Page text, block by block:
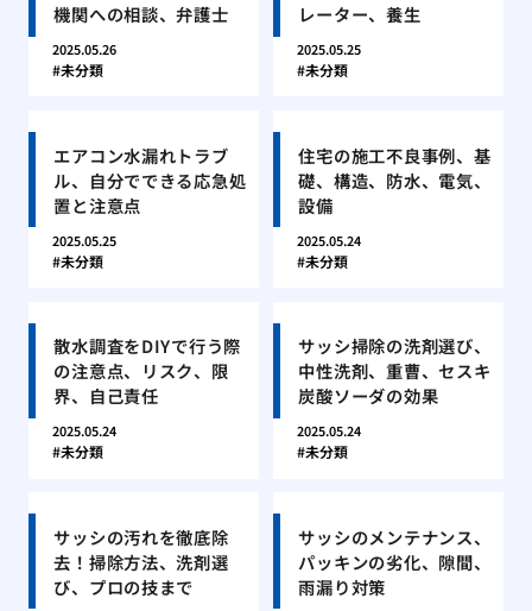
機関への相談、弁護士
2025.05.26
未分類
レーター、養生
2025.05.25
未分類
エアコン水漏れトラブ
ル、自分でできる応急処
置と注意点
2025.05.25
未分類
住宅の施工不良事例、基
礎、構造、防水、電気、
設備
2025.05.24
未分類
散水調査をDIYで行う際
の注意点、リスク、限
界、自己責任
2025.05.24
未分類
サッシ掃除の洗剤選び、
中性洗剤、重曹、セスキ
炭酸ソーダの効果
2025.05.24
未分類
サッシの汚れを徹底除
去！掃除方法、洗剤選
び、プロの技まで
サッシのメンテナンス、
パッキンの劣化、隙間、
雨漏り対策